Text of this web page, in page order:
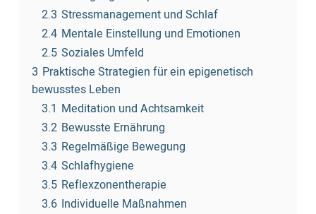
2.3 Stressmanagement und Schlaf
2.4 Mentale Einstellung und Emotionen
2.5 Soziales Umfeld
3 Praktische Strategien für ein epigenetisch
bewusstes Leben
3.1 Meditation und Achtsamkeit
3.2 Bewusste Ernährung
3.3 Regelmäßige Bewegung
3.4 Schlafhygiene
3.5 Reflexzonentherapie
3.6 Individuelle Maßnahmen